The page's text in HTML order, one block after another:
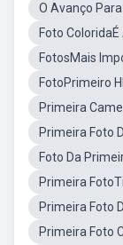
O Avanço
Foto
FotosMais
FotoPrimeiro
Primeira
Primeira Foto
Foto Da
Primeira
Primeira Foto
Primeira Foto